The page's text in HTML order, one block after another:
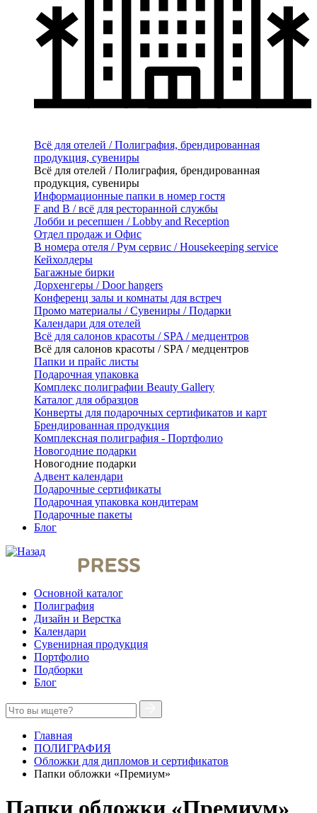
Всё для отелей / Полиграфия, брендированная
продукция, сувениры
Всё для отелей / Полиграфия, брендированная
продукция, сувениры
Информационные папки в номер гостя
F and B / всё для ресторанной службы
Лобби и ресепшен / Lobby and Reception
Отдел продаж и Офис
В номера отеля / Рум сервис / Housekeeping service
Кейхолдеры
Багажные бирки
Дорхенгеры / Door hangers
Конференц залы и комнаты для встреч
Промо материалы / Сувениры / Подарки
Календари для отелей
Всё для салонов красоты / SPA / медцентров
Всё для салонов красоты / SPA / медцентров
Папки и прайс листы
Подарочная упаковка
Комплекс полиграфии Beauty Gallery
Каталог для образцов
Конверты для подарочных сертификатов и карт
Брендированная продукция
Комплексная полиграфия - Портфолио
Новогодние подарки
Новогодние подарки
Адвент календари
Подарочные сертификаты
Подарочная упаковка кондитерам
Подарочные пакеты
Блог
Основной каталог
Полиграфия
Дизайн и Верстка
Календари
Сувенирная продукция
Портфолио
Подборки
Блог
Главная
ПОЛИГРАФИЯ
Обложки для дипломов и сертификатов
Папки обложки «Премиум»